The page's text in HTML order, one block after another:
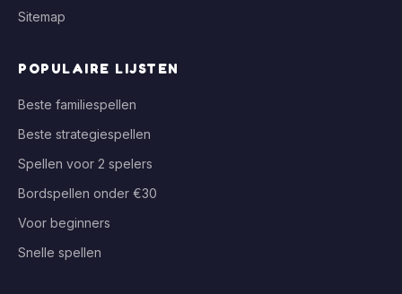
Sitemap
POPULAIRE LIJSTEN
Beste familiespellen
Beste strategiespellen
Spellen voor 2 spelers
Bordspellen onder €30
Voor beginners
Snelle spellen